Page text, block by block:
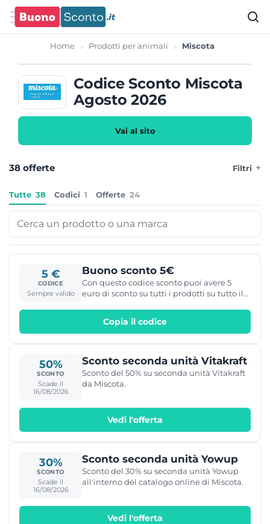
Home Prodotti per animali Miscota
Codice Sconto Miscota
Agosto 2026
Vai al sito
38 offerte Filtri
Tutte 38 Codici 1 Offerte 24
5 €
CODICE
Sempre valido
Buono sconto 5€
Con questo codice sconto puoi avere 5
euro di sconto su tutti i prodotti su tutto il
puramente indicativa!
Copia il codice
50%
SCONTO
Scade il
16/08/2026
Sconto seconda unità Vitakraft
Sconto del 50% su seconda unità Vitakraft
da Miscota.
Vedi l'offerta
30%
SCONTO
Scade il
16/08/2026
Sconto seconda unità Yowup
Sconto del 30% su seconda unità Yowup
all'interno del catalogo online di Miscota.
Vedi l'offerta